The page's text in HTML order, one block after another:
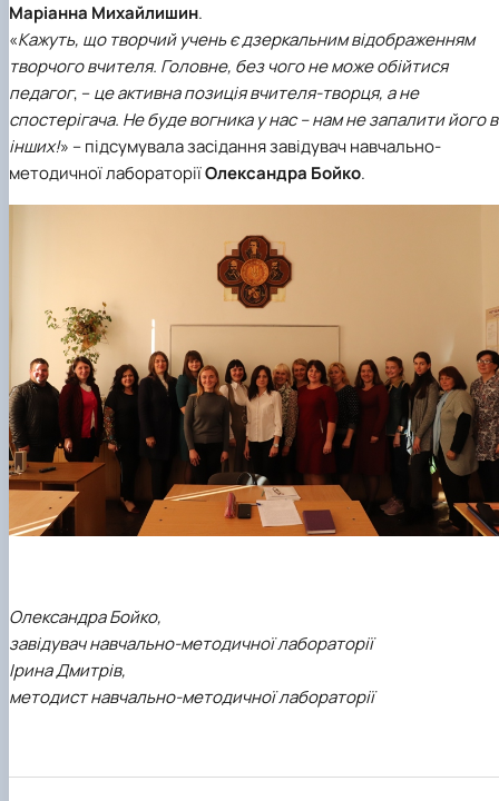
Маріанна Михайлишин.
«Кажуть, що творчий учень є дзеркальним відображенням
творчого вчителя. Головне, без чого не може обійтися
педагог, –це активна позиція вчителя-творця, а не
спостерігача. Не буде вогника у нас – нам не запалити його в
інших!» – підсумувала засідання завідувач навчально-
методичної лабораторіїОлександра Бойко.
Олександра Бойко,
завідувач навчально-методичної лабораторії
Ірина Дмитрів,
методист навчально-методичної лабораторії